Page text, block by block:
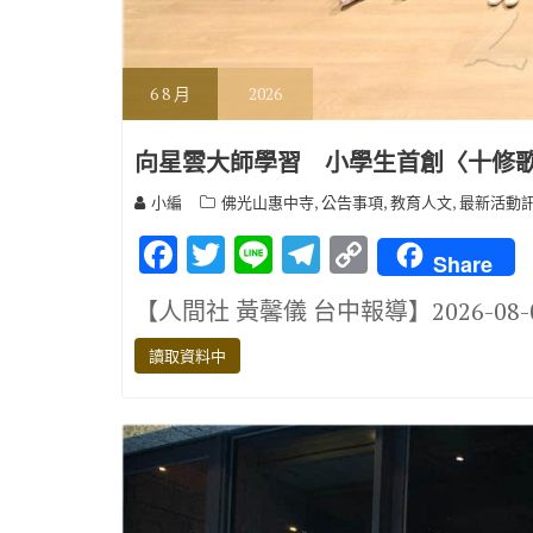
68 月 2026
向星雲大師學習 小學生首創〈十修
小編 佛光山惠中寺,公告事項,教育人文,最新活動
F
ac
e
b
o
T
w
it
te
Li
n
e
T
el
e
m
C
o
p
n
Share
【人間社 黃馨儀 台中報導】2026-
讀取資料中